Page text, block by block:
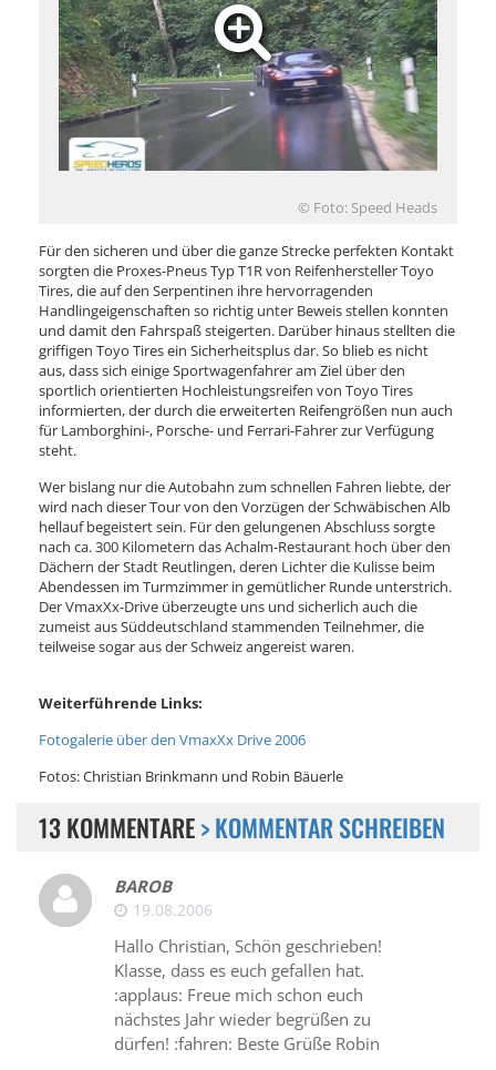
© Foto: Speed Heads
Für den sicheren und über die ganze Strecke perfekten Kontakt
sorgten die Proxes-Pneus Typ T1R von Reifenhersteller Toyo
Tires, die auf den Serpentinen ihre hervorragenden
Handlingeigenschaften so richtig unter Beweis stellen konnten
und damit den Fahrspaß steigerten. Darüber hinaus stellten die
griffigen Toyo Tires ein Sicherheitsplus dar. So blieb es nicht
aus, dass sich einige Sportwagenfahrer am Ziel über den
sportlich orientierten Hochleistungsreifen von Toyo Tires
informierten, der durch die erweiterten Reifengrößen nun auch
für Lamborghini-, Porsche- und Ferrari-Fahrer zur Verfügung
steht.
Wer bislang nur die Autobahn zum schnellen Fahren liebte, der
wird nach dieser Tour von den Vorzügen der Schwäbischen Alb
hellauf begeistert sein. Für den gelungenen Abschluss sorgte
nach ca. 300 Kilometern das Achalm-Restaurant hoch über den
Dächern der Stadt Reutlingen, deren Lichter die Kulisse beim
Abendessen im Turmzimmer in gemütlicher Runde unterstrich.
Der VmaxXx-Drive überzeugte uns und sicherlich auch die
zumeist aus Süddeutschland stammenden Teilnehmer, die
teilweise sogar aus der Schweiz angereist waren.
Weiterführende Links:
Fotogalerie über den VmaxXx Drive 2006
Fotos: Christian Brinkmann und Robin Bäuerle
13 KOMMENTARE> KOMMENTAR SCHREIBEN
BAROB
19.08.2006
Hallo Christian, Schön geschrieben!
Klasse, dass es euch gefallen hat.
:applaus: Freue mich schon euch
nächstes Jahr wieder begrüßen zu
dürfen! :fahren: Beste Grüße Robin